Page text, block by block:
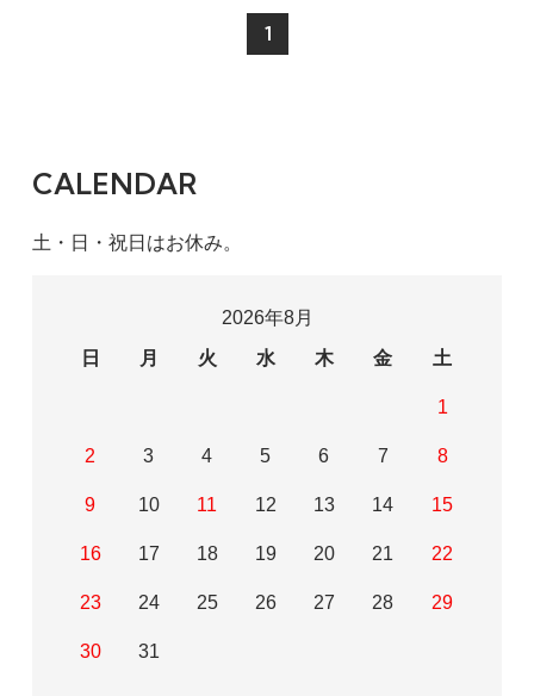
1
CALENDAR
土・日・祝日はお休み。
2026年8月
日
月 火 水 木 金 土
1
2 3 4 5 6 7 8
9 10 11 12 13 14 15
16 17 18 19 20 21 22
23 24 25 26 27 28 29
30 31